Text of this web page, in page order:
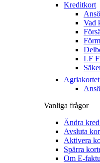
Kreditkort
Vad
LF
Agriakortet
Vanliga frågor
Ändra
Avsluta
Aktivera
Spärra
Om E-